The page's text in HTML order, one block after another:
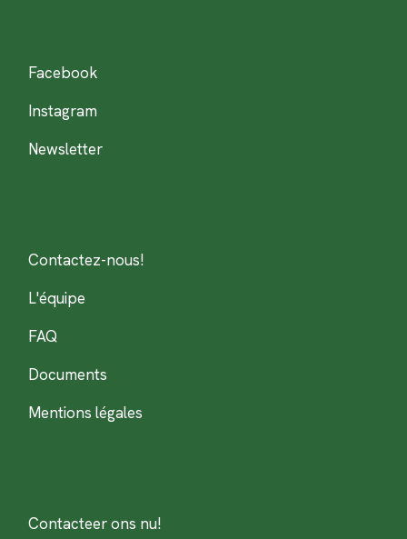
Facebook
Instagram
Newsletter
Contactez-nous!
L'équipe
FAQ
Documents
Mentions légales
Contacteer ons nu!